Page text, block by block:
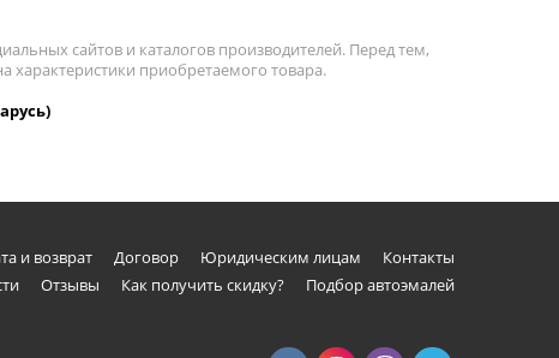
сайтов и каталогов производителей. Перед тем,
характеристики приобретаемого товара.
и возврат Договор Юридическим лицам
Контакты
Отзывы Как получить скидку? Подбор автоэмалей